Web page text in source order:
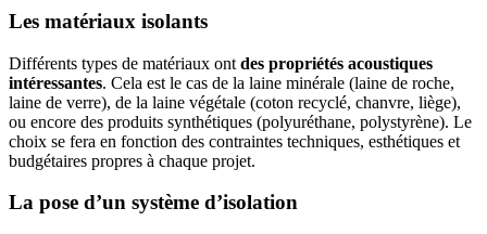
Les matériaux isolants
Différents types de matériaux ont des propriétés acoustiques
intéressantes. Cela est le cas de la laine minérale (laine de roche,
laine de verre), de la laine végétale (coton recyclé, chanvre, liège),
ou encore des produits synthétiques (polyuréthane, polystyrène). Le
choix se fera en fonction des contraintes techniques, esthétiques et
budgétaires propres à chaque projet.
La pose d’un système d’isolation